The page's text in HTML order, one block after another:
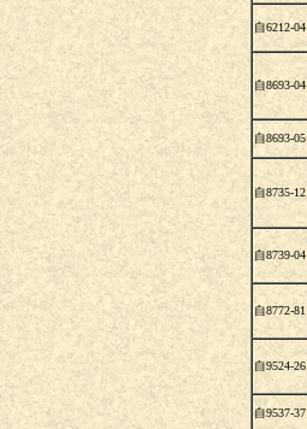
自6212-04
自8693-04
自8693-05
自8735-12
自8739-04
自8772-81
自9524-26
自9537-37